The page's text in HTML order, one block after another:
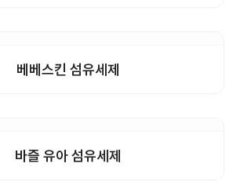
베베스킨 섬유세제
상세보기 샘플구매
바즐 유아 섬유세제